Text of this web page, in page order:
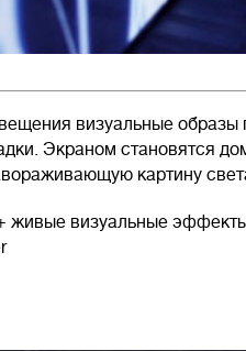
визуальные образы
Экраном становятся
картину
живые визуальные